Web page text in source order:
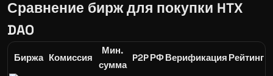
Сравнение бирж для покупки HTX
DAO
Биржа Комиссия
Мин.
сумма
P2PРФВерификация Рейтинг